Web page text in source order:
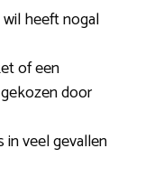
heeft nogal
of een
door
veel gevallen